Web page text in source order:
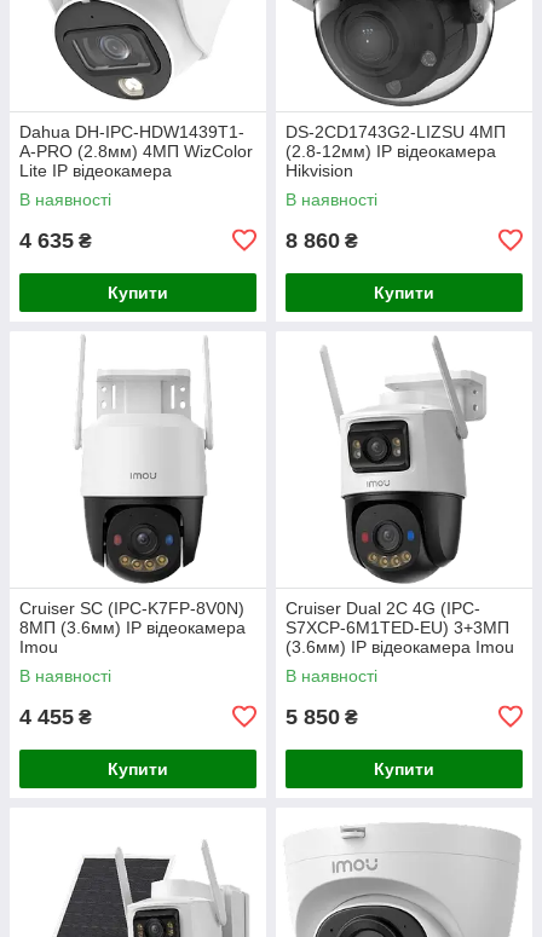
Dahua DH-IPC-HDW1439T1-
A-PRO (2.8мм) 4МП WizColor
Lite IP відеокамера
В наявності
4 635 ₴
Купити
DS-2CD1743G2-LIZSU 4МП
(2.8-12мм) IP відеокамера
Hikvision
В наявності
8 860 ₴
Купити
Cruiser SC (IPC-K7FP-8V0N)
8МП (3.6мм) IP відеокамера
Imou
В наявності
4 455 ₴
Купити
Cruiser Dual 2C 4G (IPC-
S7XCP-6M1TED-EU) 3+3МП
(3.6мм) IP відеокамера Imou
В наявності
5 850 ₴
Купити